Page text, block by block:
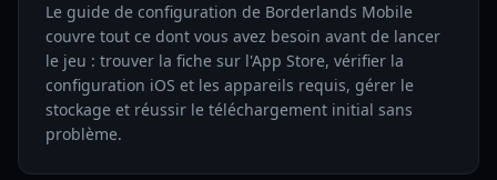
Le guide de configuration de Borderlands Mobile
couvre tout ce dont vous avez besoin avant de lancer
le jeu : trouver la fiche sur l'App Store, vérifier la
configuration iOS et les appareils requis, gérer le
stockage et réussir le téléchargement initial sans
problème.